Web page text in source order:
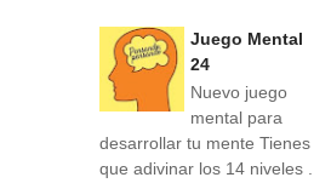
Juego Mental
24
Nuevo juego
mental para
desarrollar tu mente Tienes
que adivinar los 14 niveles .